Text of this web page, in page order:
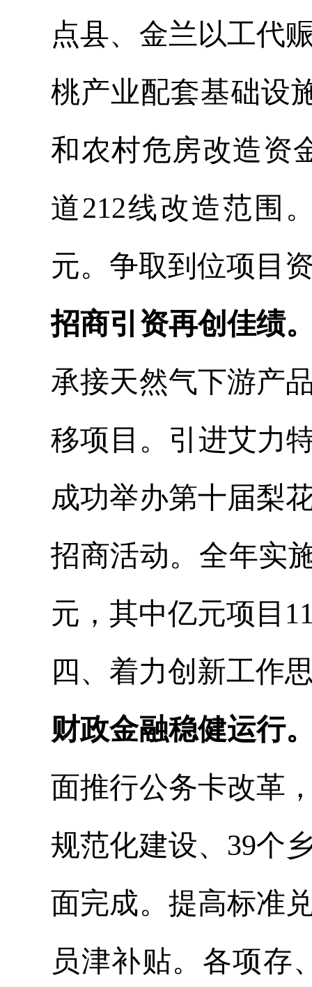
点县、金兰以工代
桃产业配套基础设
和农村危房改造资
道212线改造范围
元。争取到位项目
招商引资再创佳绩
承接天然气下游产
移项目。引进艾力
成功举办第十届梨
招商活动。全年实
元，其中亿元项目
四、着力创新工作
财政金融稳健运行
面推行公务卡改革
规范化建设、39个
面完成。提高标准
员津补贴。各项存